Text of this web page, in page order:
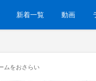
新着一覧 動画
ムをおさらい